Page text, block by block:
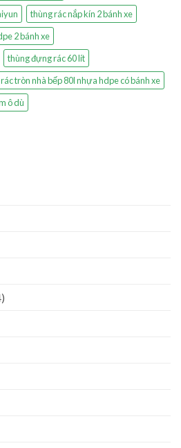
thùng rác nắp kín 2 bánh xe
2 bánh xe
thùng đựng rác 60 lít
tròn nhà bếp 80l nhựa hdpe có bánh xe
ô dù